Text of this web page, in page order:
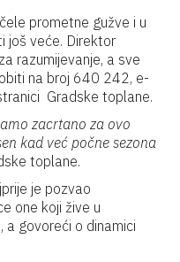
prometne gužve i u
još veće. Direktor
razumijevanje, a sve
na broj 640 242, e-
Gradske toplane.
zacrtano za ovo
kad već počne sezona
toplane.
je pozvao
one koji žive u
a govoreći o dinamici